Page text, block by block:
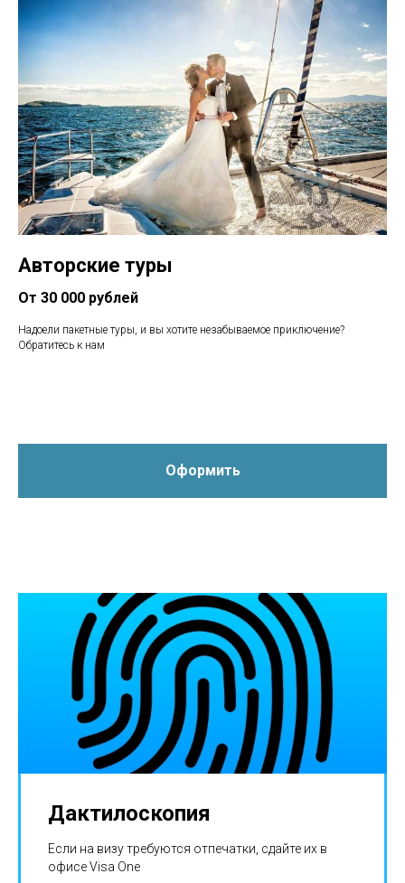
Авторские туры
От 30 000 рублей
Надоели пакетные туры, и вы хотите незабываемое приключение?
Обратитесь к нам
Оформить
Дактилоскопия
Если на визу требуются отпечатки, сдайте их в
офисе Visa One